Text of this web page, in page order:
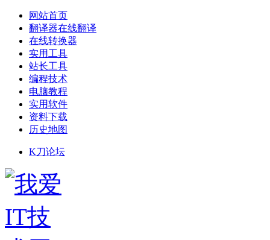
网站首页
翻译器在线翻译
在线转换器
实用工具
站长工具
编程技术
电脑教程
实用软件
资料下载
历史地图
K刀论坛